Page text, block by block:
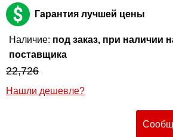
Гарантия лучшей цены
Наличие: под заказ, при наличии
поставщика
22,726
Нашли дешевле?